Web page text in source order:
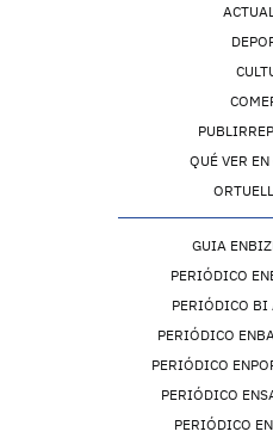
QUÉ VER
GUIA
PERIÓDICO
PERIÓDICO BI
PERIÓDICO
PERIÓDICO
PERIÓDICO
PERIÓDICO